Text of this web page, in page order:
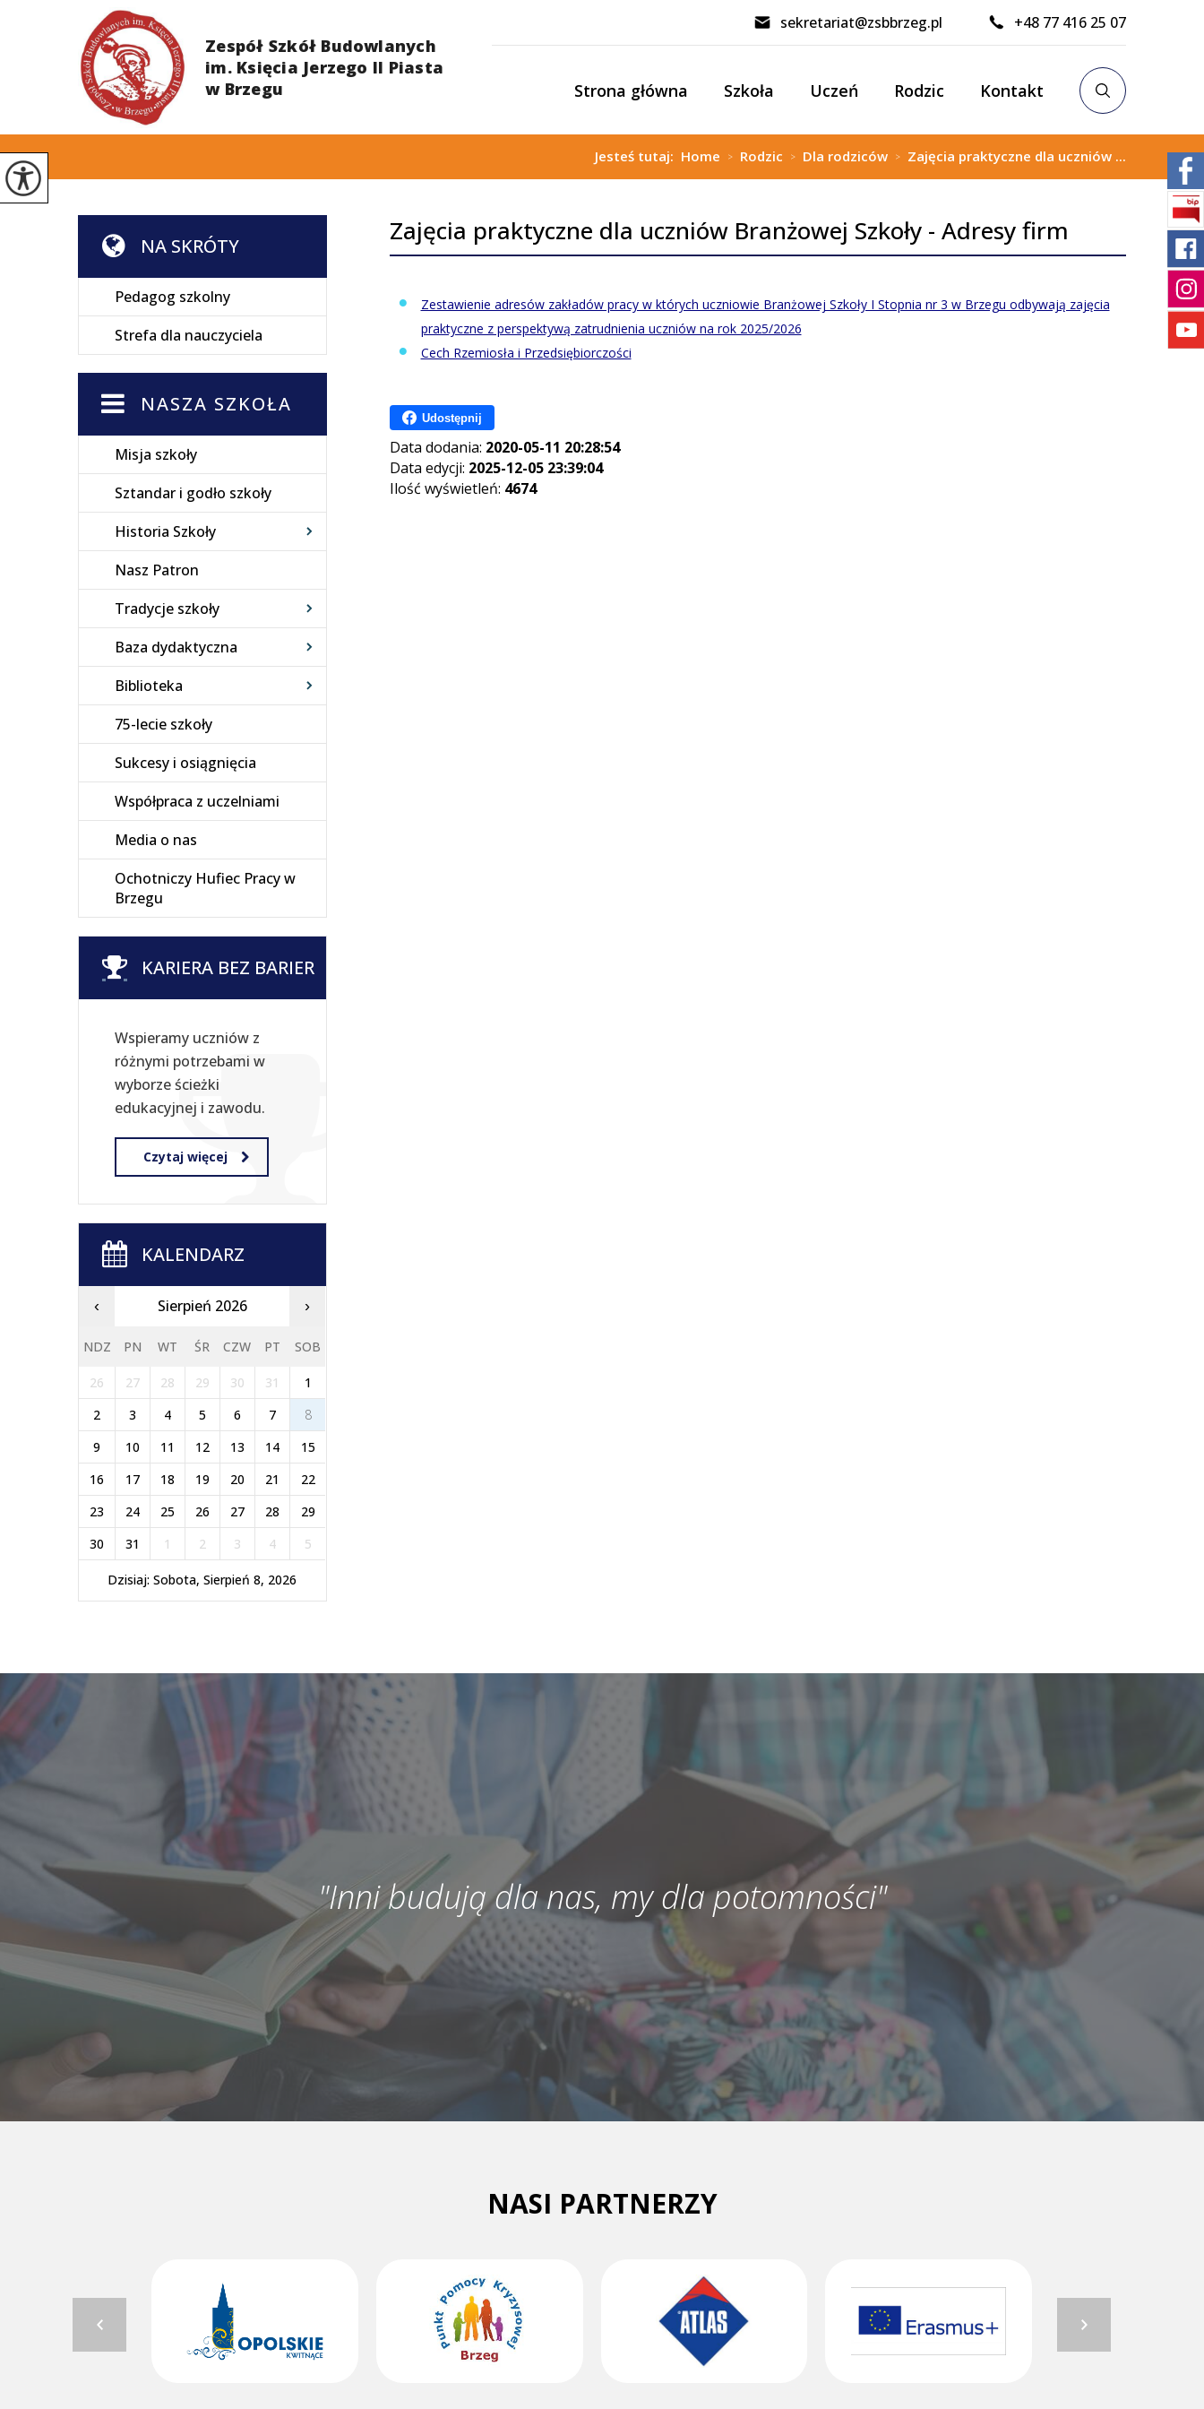
sekretariat@zsbbrzeg.pl +48 77 416 25 07
Strona główna Szkoła Uczeń Rodzic Kontakt
Jesteś tutaj: Home > Rodzic > Dla rodziców > Zajęcia praktyczne dla uczniów ...
Zajęcia praktyczne dla uczniów Branżowej Szkoły - Adresy firm
Zestawienie adresów zakładów pracy w których uczniowie Branżowej Szkoły I Stopnia nr 3 w Brzegu odbywają zajęcia
praktyczne z perspektywą zatrudnienia uczniów na rok 2025/2026
Cech Rzemiosła i Przedsiębiorczości
Udostępnij
Data dodania: 2020-05-11 20:28:54
Data edycji: 2025-12-05 23:39:04
Ilość wyświetleń: 4674
NA SKRÓTY
Pedagog szkolny
Strefa dla nauczyciela
NASZA SZKOŁA
Misja szkoły
Sztandar i godło szkoły
Historia Szkoły
Nasz Patron
Tradycje szkoły
Baza dydaktyczna
Biblioteka
75-lecie szkoły
Sukcesy i osiągnięcia
Współpraca z uczelniami
Media o nas
Ochotniczy Hufiec Pracy w
Brzegu
KARIERA BEZ BARIER
Wspieramy uczniów z
różnymi potrzebami w
wyborze ścieżki
edukacyjnej i zawodu.
Czytaj więcej
KALENDARZ
‹ Sierpień 2026 ›
NDZ PN WT ŚR CZW PT SOB
26 27 28 29 30 31
1
2
3 4 5 6 7
8
9
10 11 12 13 14
15
16
17 18 19 20 21
22
23
24 25 26 27 28
29
30
31 1 2 3 4 5
Dzisiaj: Sobota, Sierpień 8, 2026
"Inni budują dla nas, my dla potomności"
NASI PARTNERZY